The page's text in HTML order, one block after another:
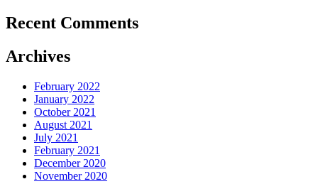
Recent Comments
Archives
February 2022
January 2022
October 2021
August 2021
July 2021
February 2021
December 2020
November 2020